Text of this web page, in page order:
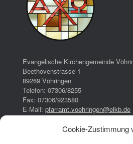
Cookie-Zustimmung
Evangelische Kirchengemeinde
Beethovenstrasse 1
89269 Vöhringen
Telefon: 07306/8255
Fax: 07306/923580
E-Mail: pfarramt.voehringen@elkb.de